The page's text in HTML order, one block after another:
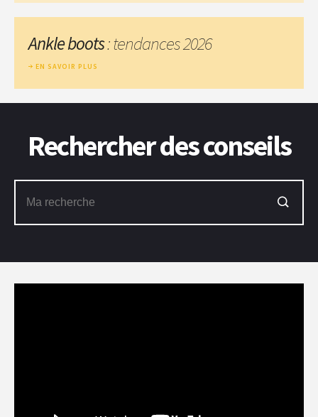
Ankle boots: tendances 2026
EN SAVOIR PLUS
Rechercher des conseils